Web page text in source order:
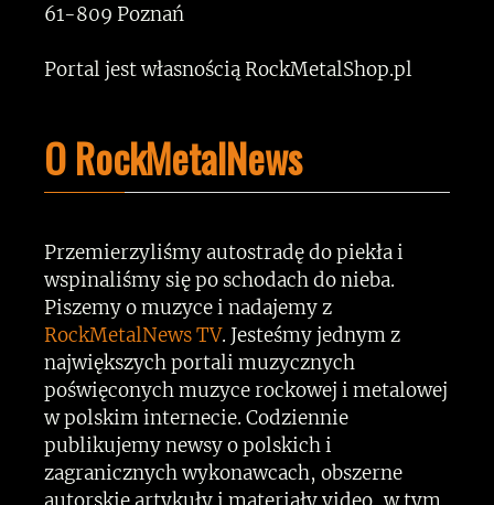
61-809 Poznań
Portal jest własnością RockMetalShop.pl
O RockMetalNews
Przemierzyliśmy autostradę do piekła i
wspinaliśmy się po schodach do nieba.
Piszemy o muzyce i nadajemy z
RockMetalNews TV. Jesteśmy jednym z
największych portali muzycznych
poświęconych muzyce rockowej i metalowej
w polskim internecie. Codziennie
publikujemy newsy o polskich i
zagranicznych wykonawcach, obszerne